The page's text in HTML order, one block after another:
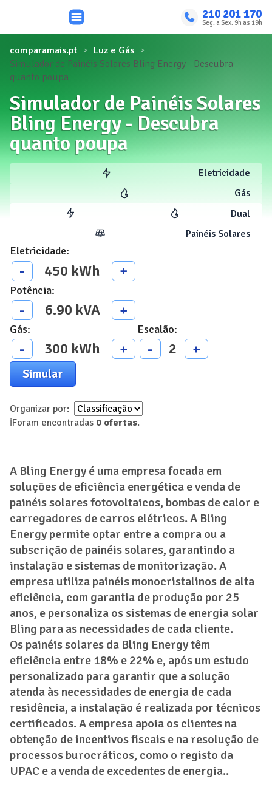
210 201 170
Seg. a Sex. 9h as 19h
comparamais.pt
Luz e Gás
Simulador de Painéis Solares Bling Energy - Descubra
quanto poupa
Simulador de Painéis Solares
Bling Energy - Descubra
quanto poupa
Eletricidade
Gás
Dual
Painéis Solares
Eletricidade:
- 450 kWh +
Potência:
- 6.90 kVA +
Gás:
- 300 kWh +
Escalão:
- 2 +
Simular
Organizar por:
ℹ️Foram encontradas 0 ofertas.
A Bling Energy é uma empresa focada em
soluções de eficiência energética e venda de
painéis solares fotovoltaicos, bombas de calor e
carregadores de carros elétricos. A Bling
Energy permite optar entre a compra ou a
subscrição de painéis solares, garantindo a
instalação e sistemas de monitorização. A
empresa utiliza painéis monocristalinos de alta
eficiência, com garantia de produção por 25
anos, e personaliza os sistemas de energia solar
Bling para as necessidades de cada cliente.
Os painéis solares da Bling Energy têm
eficiência entre 18% e 22% e, após um estudo
personalizado para garantir que a solução
atenda às necessidades de energia de cada
residência, a instalação é realizada por técnicos
certificados. A empresa apoia os clientes na
obtenção de incentivos fiscais e na resolução de
processos burocráticos, como o registo da
UPAC e a venda de excedentes de energia..